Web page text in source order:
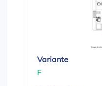
Variante
F